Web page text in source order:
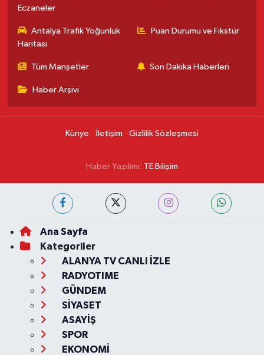
Eczaneler
Antalya Trafik Yoğunluk
Haritası
Puan Durumu ve Fikstür
Tüm Manşetler Son Dakika Haberleri
Haber Arşivi
Künye İletişim Gizlilik Sözleşmesi
Haber Yazılımı: TE Bilişim
Ana Sayfa
Kategoriler
ALANYA TV CANLI İZLE
RADYOTIME
GÜNDEM
SİYASET
ASAYİŞ
SPOR
EKONOMİ